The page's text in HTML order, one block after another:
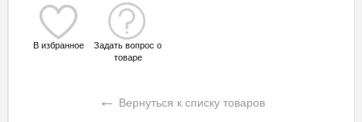
В избранное
Задать вопрос о
товаре
← Вернуться к списку товаров